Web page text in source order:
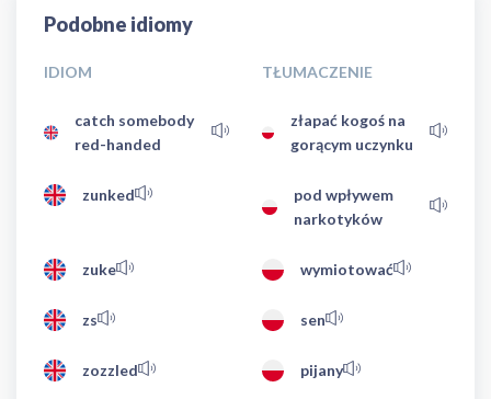
Podobne idiomy
IDIOM TŁUMACZENIE
catch somebody
red-handed
złapać kogoś na
gorącym uczynku
zunked
pod wpływem
narkotyków
zuke wymiotować
zs sen
zozzled pijany